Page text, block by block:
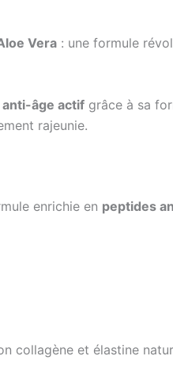
Vera : une formule
anti-âge actif grâce à sa
rajeunie.
enrichie en peptides
collagène et élastine